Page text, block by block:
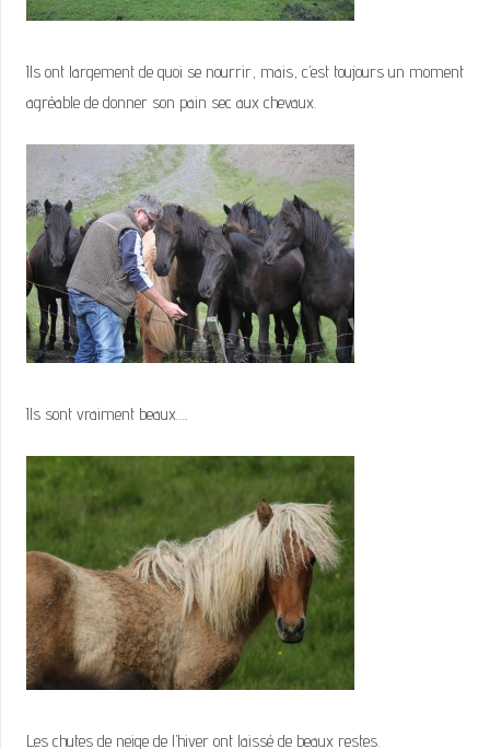
Ils ont largement de quoi se nourrir, mais, c’est toujours un moment
agréable de donner son pain sec aux chevaux.
Ils sont vraiment beaux….
Les chutes de neige de l’hiver ont laissé de beaux restes.